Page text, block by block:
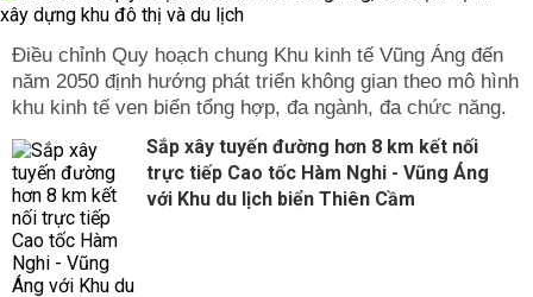
Điều chỉnh Quy hoạch chung Khu kinh tế Vũng Áng đến
năm 2050 định hướng phát triển không gian theo mô hình
khu kinh tế ven biển tổng hợp, đa ngành, đa chức năng.
Sắp xây tuyến đường hơn 8 km kết nối
trực tiếp Cao tốc Hàm Nghi - Vũng Áng
với Khu du lịch biển Thiên Cầm